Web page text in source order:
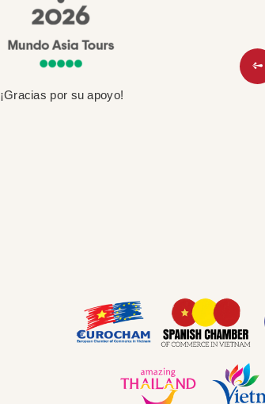
¡Gracias por su apoyo!